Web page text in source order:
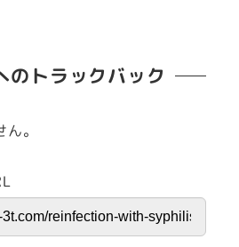
のトラックバック
。